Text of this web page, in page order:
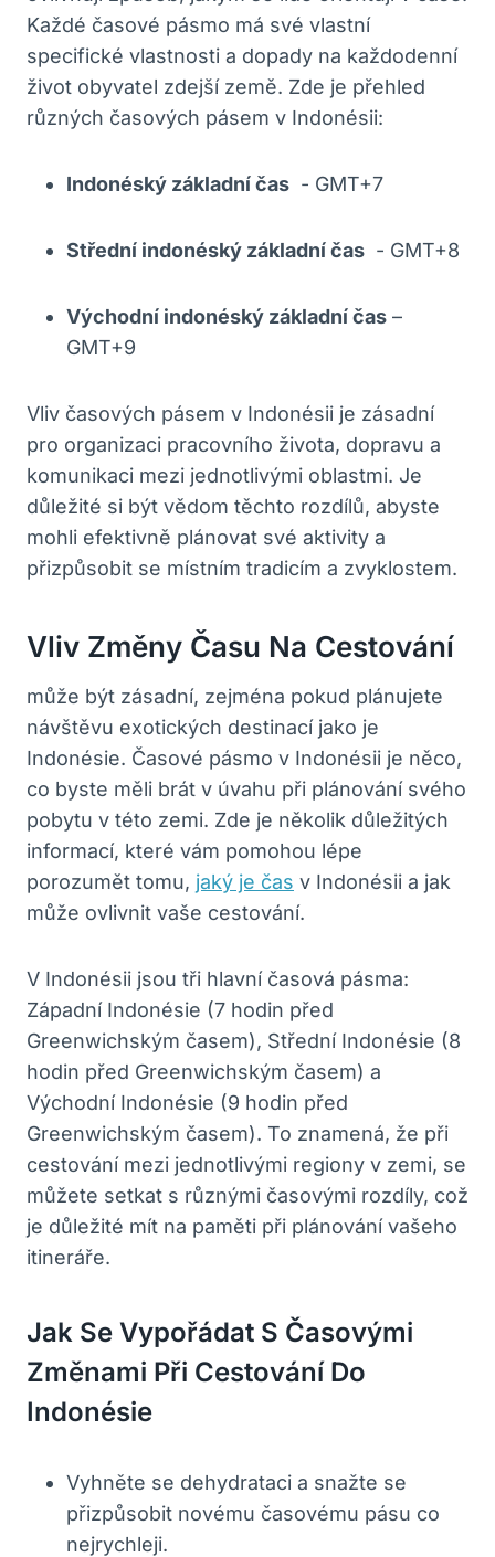
Každé časové pásmo⁣ má své vlastní
specifické vlastnosti a dopady na každodenní
⁤život⁣ obyvatel‌ zdejší země.​ Zde ⁣je přehled
různých⁣ časových pásem ⁤v⁣ Indonésii:
Indonéský ‍základní čas ⁢ -⁣ GMT+7
Střední indonéský ​základní čas ⁣ -​ GMT+8
Východní ⁤indonéský základní čas –
GMT+9
Vliv časových pásem ‍v Indonésii je zásadní
pro organizaci pracovního‌ života, dopravu a
komunikaci mezi‍ jednotlivými oblastmi. Je⁤
důležité ‍si‌ být vědom těchto rozdílů, abyste
mohli efektivně ​plánovat⁢ své aktivity a
přizpůsobit se místním tradicím a zvyklostem.
Vliv Změny Času ⁢na Cestování
může‌ být ⁣zásadní, zejména pokud plánujete
návštěvu exotických destinací jako je
Indonésie. ‍Časové⁤ pásmo v Indonésii je něco,
co byste měli ​brát v úvahu ​při plánování svého
‍pobytu v této zemi. Zde⁣ je ⁢několik důležitých
informací, které vám pomohou⁣ lépe
porozumět ⁢tomu,⁣ jaký je čas v​ Indonésii a jak
může ovlivnit‌ vaše cestování.
V Indonésii jsou⁣ tři hlavní časová pásma:
Západní Indonésie (7 hodin​ před
Greenwichským ⁤časem), Střední Indonésie (8
hodin před Greenwichským⁤ časem) a
Východní⁤ Indonésie (9 hodin před
Greenwichským časem). To znamená,⁣ že při
‌cestování mezi jednotlivými regiony ⁤v zemi, se
​můžete setkat ⁤s⁣ různými časovými rozdíly, což
je důležité mít na paměti při⁣ plánování ​vašeho
itineráře.
Jak Se Vypořádat ⁢s Časovými
Změnami Při Cestování Do⁣
Indonésie
Vyhněte se dehydrataci a snažte ​se
přizpůsobit‌ novému ‍časovému pásu ⁣co
nejrychleji.